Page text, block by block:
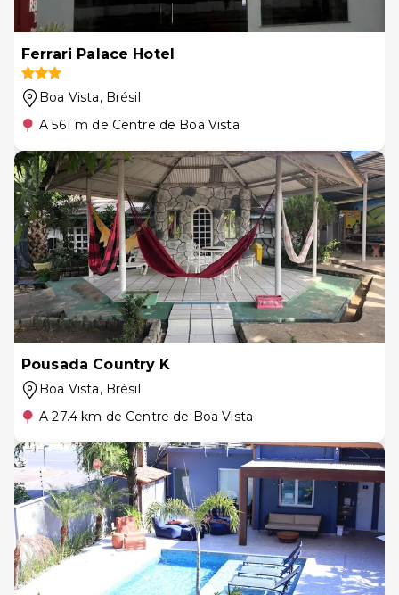
Ferrari Palace Hotel
Boa Vista, Brésil
A 561 m de Centre de Boa Vista
Pousada Country K
Boa Vista, Brésil
A 27.4 km de Centre de Boa Vista